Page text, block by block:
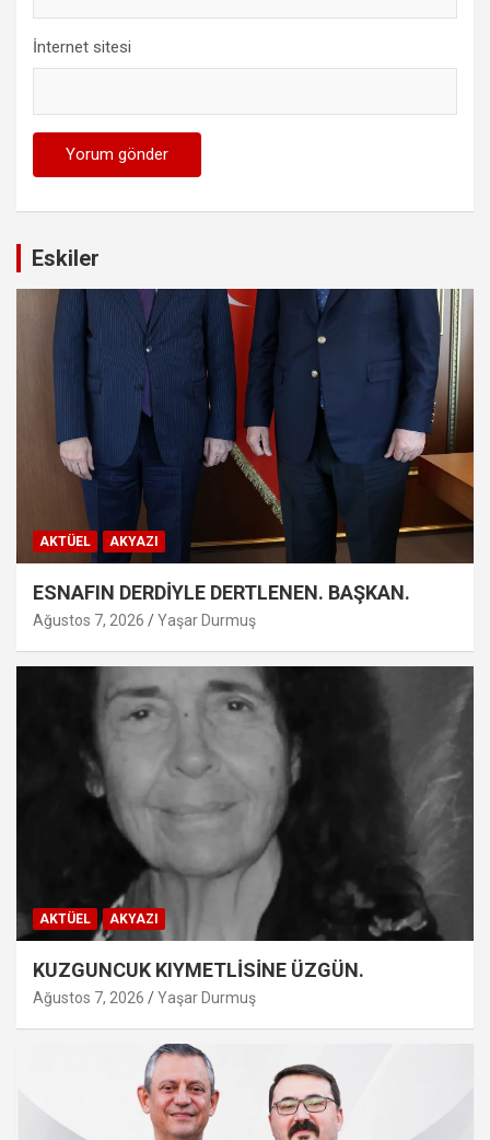
İnternet sitesi
Eskiler
AKTÜEL AKYAZI
ESNAFIN DERDİYLE DERTLENEN. BAŞKAN.
Ağustos 7, 2026 Yaşar Durmuş
AKTÜEL AKYAZI
KUZGUNCUK KIYMETLİSİNE ÜZGÜN.
Ağustos 7, 2026 Yaşar Durmuş